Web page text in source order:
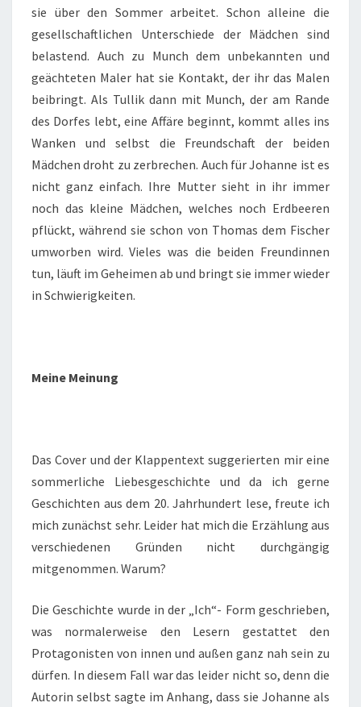
sie über den Sommer arbeitet. Schon alleine die
gesellschaftlichen Unterschiede der Mädchen sind
belastend. Auch zu Munch dem unbekannten und
geächteten Maler hat sie Kontakt, der ihr das Malen
beibringt. Als Tullik dann mit Munch, der am Rande
des Dorfes lebt, eine Affäre beginnt, kommt alles ins
Wanken und selbst die Freundschaft der beiden
Mädchen droht zu zerbrechen. Auch für Johanne ist es
nicht ganz einfach. Ihre Mutter sieht in ihr immer
noch das kleine Mädchen, welches noch Erdbeeren
pflückt, während sie schon von Thomas dem Fischer
umworben wird. Vieles was die beiden Freundinnen
tun, läuft im Geheimen ab und bringt sie immer wieder
in Schwierigkeiten.
Meine Meinung
Das Cover und der Klappentext suggerierten mir eine
sommerliche Liebesgeschichte und da ich gerne
Geschichten aus dem 20. Jahrhundert lese, freute ich
mich zunächst sehr. Leider hat mich die Erzählung aus
verschiedenen Gründen nicht durchgängig
mitgenommen. Warum?
Die Geschichte wurde in der „Ich“- Form geschrieben,
was normalerweise den Lesern gestattet den
Protagonisten von innen und außen ganz nah sein zu
dürfen. In diesem Fall war das leider nicht so, denn die
Autorin selbst sagte im Anhang, dass sie Johanne als